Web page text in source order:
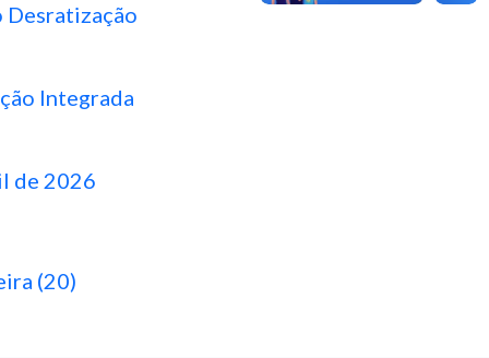
Desratização
Integrada
de 2026
(20)